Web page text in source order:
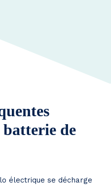
de
électrique se décharge